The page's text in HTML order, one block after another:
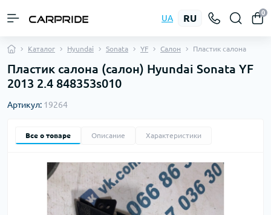
UA RU
0
Каталог Hyundai Sonata YF Салон Пластик салона
Пластик салона (салон) Hyundai Sonata YF
2013 2.4 848353s010
Артикул: 19264
Все о товаре Описание Характеристики